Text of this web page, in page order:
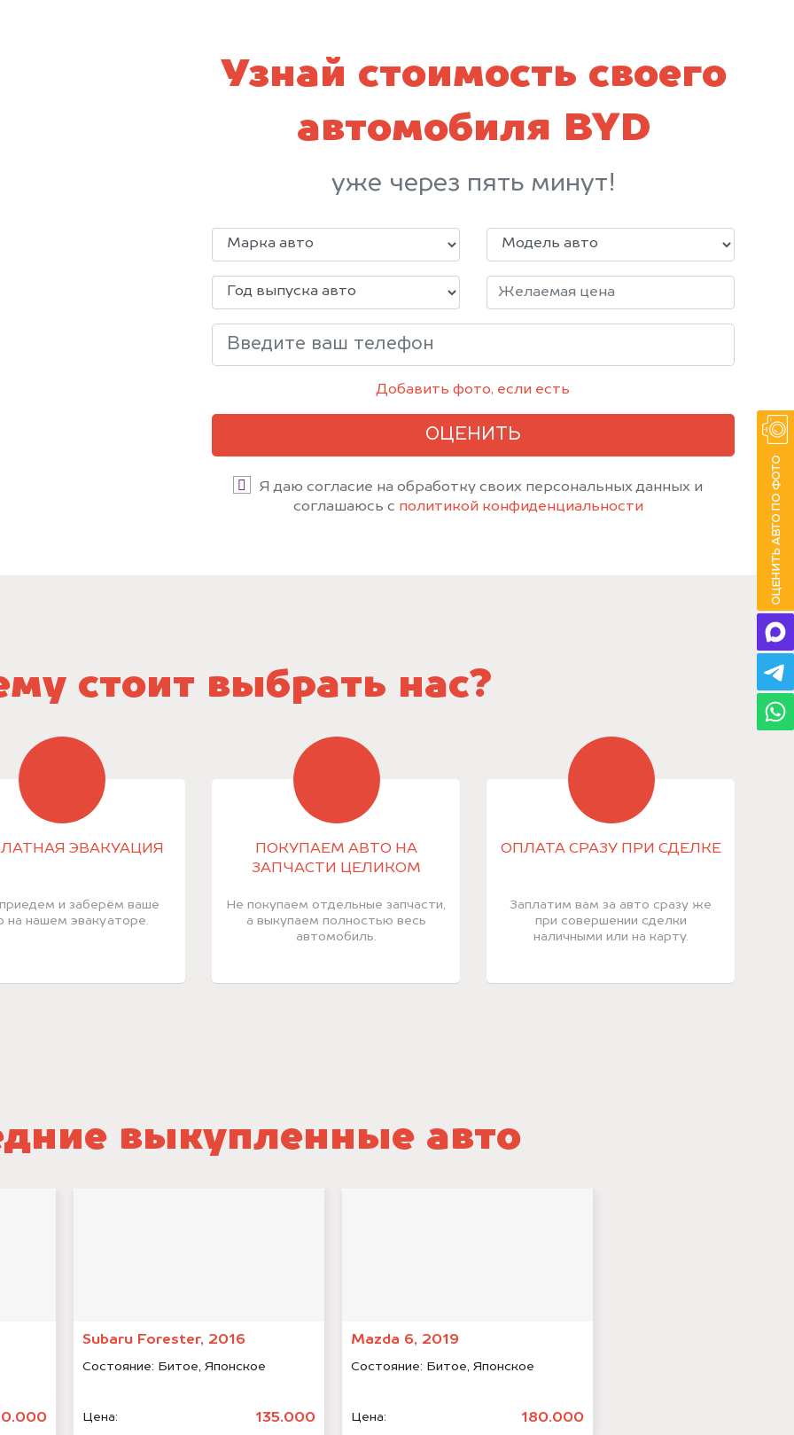
Узнай стоимость своего
автомобиля BYD
уже через пять минут!
Добавить фото, если есть
ОЦЕНИТЬ
Я даю согласие на обработку своих персональных данных и
соглашаюсь с политикой конфиденциальности
стоит выбрать нас?
ЭВАКУАЦИЯ
и заберём ваше
на нашем эвакуаторе.
ПОКУПАЕМ АВТО НА
ЗАПЧАСТИ ЦЕЛИКОМ
Не покупаем отдельные запчасти,
а выкупаем полностью весь
автомобиль.
ОПЛАТА СРАЗУ ПРИ СДЕЛКЕ
Заплатим вам за авто сразу же
при совершении сделки
наличными или на карту.
выкупленные авто
Subaru Forester, 2016
Состояние: Битое, Японское
Цена: 135.000
Mazda 6, 2019
Состояние: Битое, Японское
Цена: 180.000